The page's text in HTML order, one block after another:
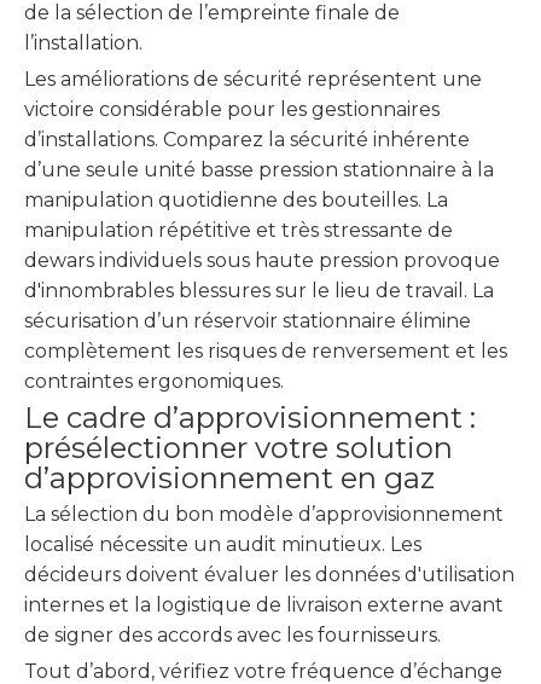
de la sélection de l’empreinte finale de
l’installation.
Les améliorations de sécurité représentent une
victoire considérable pour les gestionnaires
d’installations. Comparez la sécurité inhérente
d’une seule unité basse pression stationnaire à la
manipulation quotidienne des bouteilles. La
manipulation répétitive et très stressante de
dewars individuels sous haute pression provoque
d'innombrables blessures sur le lieu de travail. La
sécurisation d’un réservoir stationnaire élimine
complètement les risques de renversement et les
contraintes ergonomiques.
Le cadre d’approvisionnement :
présélectionner votre solution
d’approvisionnement en gaz
La sélection du bon modèle d’approvisionnement
localisé nécessite un audit minutieux. Les
décideurs doivent évaluer les données d'utilisation
internes et la logistique de livraison externe avant
de signer des accords avec les fournisseurs.
Tout d’abord, vérifiez votre fréquence d’échange